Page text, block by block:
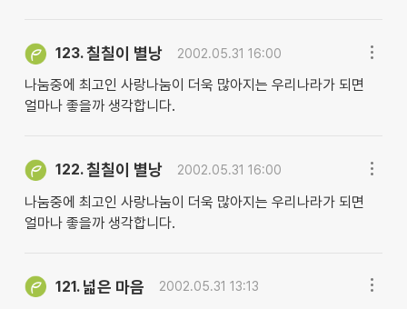
123.칠칠이 별낭 2002.05.31 16:00
나눔중에 최고인 사랑나눔이 더욱 많아지는 우리나라가 되면
얼마나 좋을까 생각합니다.
122.칠칠이 별낭 2002.05.31 16:00
나눔중에 최고인 사랑나눔이 더욱 많아지는 우리나라가 되면
얼마나 좋을까 생각합니다.
121. 넓은 마음 2002.05.31 13:13